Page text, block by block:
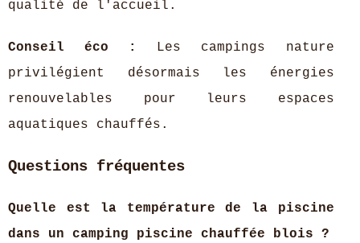
qualité de l'accueil.
Conseil éco :
Les campings nature
privilégient désormais les énergies
renouvelables pour leurs espaces
aquatiques chauffés.
Questions fréquentes
Quelle est la température de la piscine
dans un camping piscine chauffée blois ?